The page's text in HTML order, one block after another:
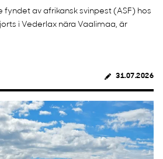
av afrikansk svinpest (ASF) hos
i Vederlax nära Vaalimaa, är
31.07.2026